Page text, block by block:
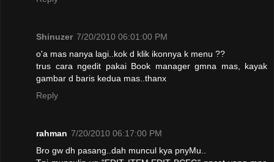
Shinuzer 7/20/2010 06:01:00 PM
o'a mas nanya lagi..kok d klik ikonnya k menu ??
trus cara ngedit pakai Book manager gmna mas, kayak
gambar d baris kedua mas..thanx
Reply
rahman 7/20/2010 06:17:00 PM
Bro gw dh pasang..dah muncul kya pnyMu..